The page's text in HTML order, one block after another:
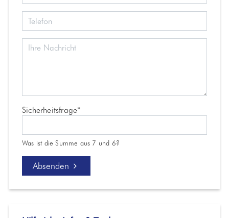
Pflichtfeld
Sicherheitsfrage*
Was ist die Summe aus 7 und 6?
Absenden